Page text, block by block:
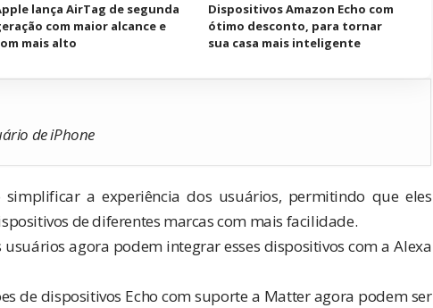
lança AirTag de segunda
com maior alcance e
mais alto
Dispositivos Amazon Echo com
ótimo desconto, para tornar
sua casa mais inteligente
de iPhone
simplificar a experiência dos usuários, permitindo que eles
de diferentes marcas com mais facilidade.
agora podem integrar esses dispositivos com a Alexa
de dispositivos Echo com suporte a Matter agora podem ser